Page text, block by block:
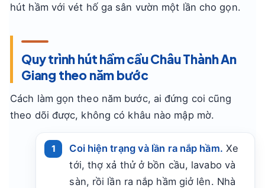
hút hầm với vét hố ga sân vườn một lần cho gọn.
Quy trình hút hầm cầu Châu Thành An
Giang theo năm bước
Cách làm gọn theo năm bước, ai đứng coi cũng
theo dõi được, không có khâu nào mập mờ.
Coi hiện trạng và lần ra nắp hầm. Xe
tới, thợ xả thử ở bồn cầu, lavabo và
sàn, rồi lần ra nắp hầm giở lên. Nhà